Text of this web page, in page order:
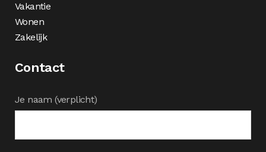
Vakantie
Wonen
Zakelijk
Contact
Je naam (verplicht)